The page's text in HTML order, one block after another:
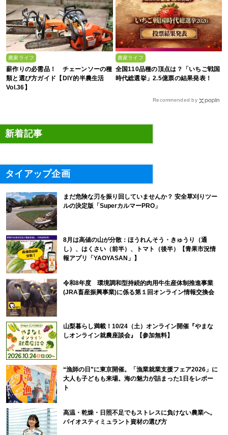
農家ライフ
薪作りの必需品！ チェーンソーの種
類と選び方ガイド【DIY的半農生活
Vol.36】
農家ライフ
全国110品種の頂点は？「いちご戦国
時代総選挙」2.5億票の結果発表！
Recommended by
新着記事
タイアップ企画
まだ危険な刃を振り回していませんか？ 安全草刈りツー
ルの決定版「SuperカルマーPRO」
8月は高値の山が分散：ほうれんそう・きゅうり（通
し）、はくさい（前半）、トマト（後半）【青果市況情
報アプリ「YAOYASAN」】
令和8年度 環境調和型持続的肉用牛生産体制推進事業
(JRA畜産振興事業)に係る第１回オンライン情報交換会
山梨暮らし満載！10/24（土）オンライン開催『やまな
しオンライン就農座談会』【参加無料】
“漁師の日”に東京開催。「漁業就業支援フェア2026」に
大人も子どもも来場。海の魅力が詰まった1日をレポー
ト
高温・乾燥・日照不足でもストレスに負けない農業へ。
バイオスティミュラント資材の選び方